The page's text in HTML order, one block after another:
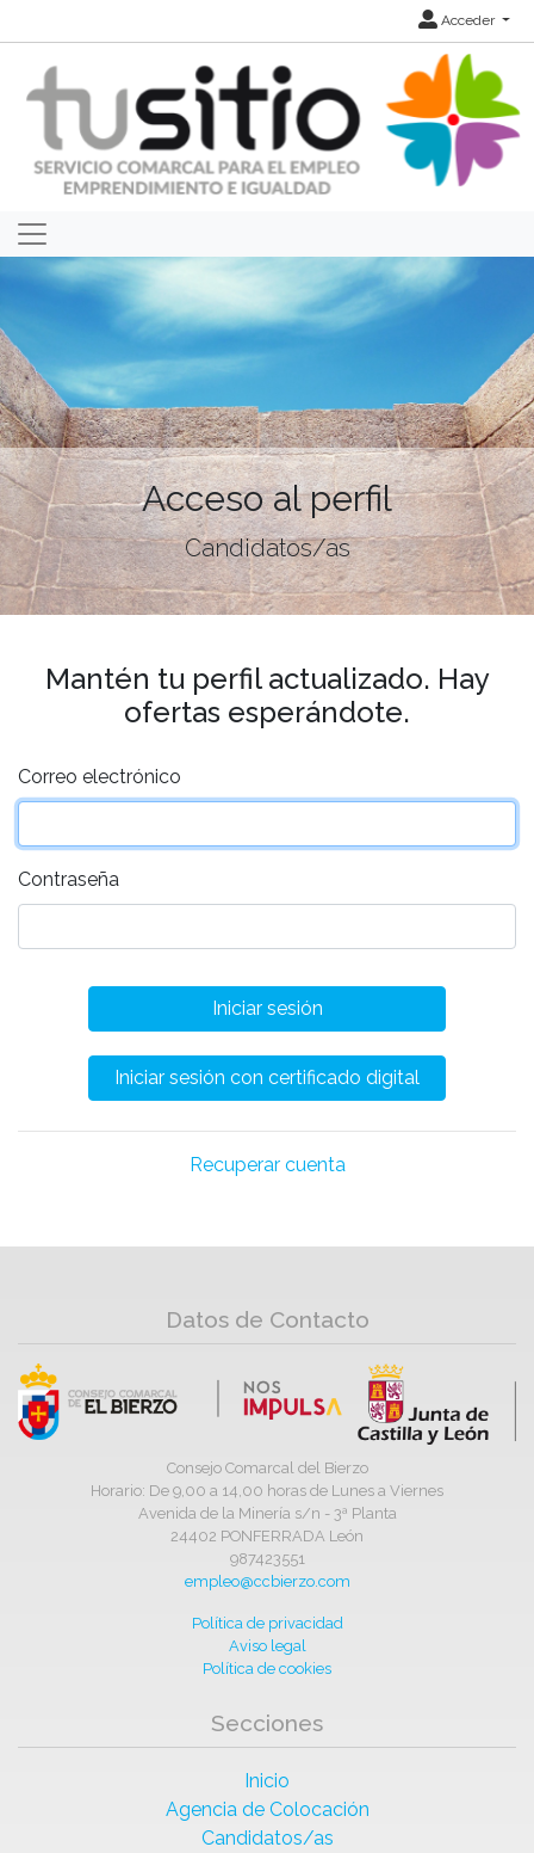
Acceder
Acceso al perfil
Candidatos/as
Mantén tu perfil actualizado. Hay
ofertas esperándote.
Correo electrónico
Contraseña
Recuperar cuenta
Datos de Contacto
Consejo Comarcal del Bierzo
Horario: De 9,00 a 14,00 horas de Lunes a Viernes
Avenida de la Minería s/n - 3ª Planta
24402 PONFERRADA León
987423551
empleo@ccbierzo.com
Política de privacidad
Aviso legal
Política de cookies
Secciones
Inicio
Agencia de Colocación
Candidatos/as